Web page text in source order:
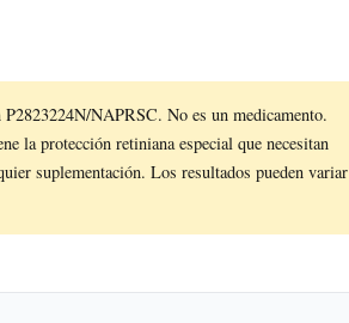
NAPRSC. No es un medicamento.
la protección retiniana especial que necesitan
suplementación. Los resultados pueden variar